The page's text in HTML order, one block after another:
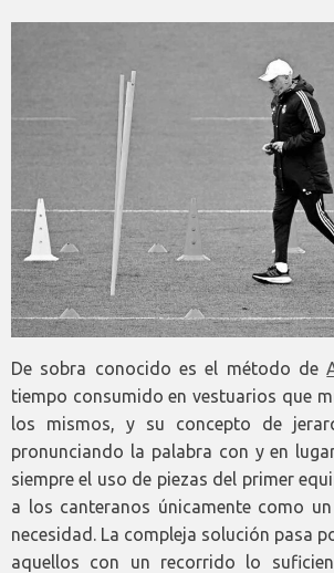
De sobra conocido es el método de
tiempo consumido en vestuarios que
los mismos, y su concepto de
pronunciando la palabra con y en
siempre el uso de piezas del primer
a los canteranos únicamente como
necesidad. La compleja solución pasa
aquellos con un recorrido lo